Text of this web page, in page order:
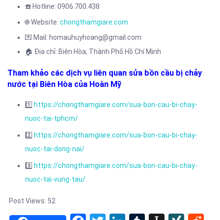
☎️ Hotline: 0906.700.438
🌐 Website: chongthamgiare.com
💌 Mail: homauhuyhoang@gmail.com
🏠 Địa chỉ: Biên Hòa, Thành Phố Hồ Chí Minh
Tham khảo các dịch vụ liên quan sửa bồn cầu bị chảy
nước tại Biên Hòa của Hoàn Mỹ
1️⃣ https://chongthamgiare.com/sua-bon-cau-bi-chay-
nuoc-tai-tphcm/
2️⃣ https://chongthamgiare.com/sua-bon-cau-bi-chay-
nuoc-tai-dong-nai/
3️⃣ https://chongthamgiare.com/sua-bon-cau-bi-chay-
nuoc-tai-vung-tau/
Post Views: 52